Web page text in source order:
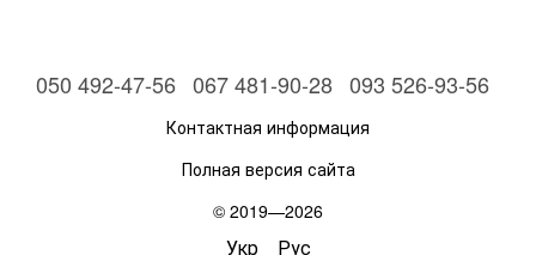
050 492-47-56 067 481-90-28 093 526-93-56
Контактная информация
Полная версия сайта
© 2019—2026
Укр Рус